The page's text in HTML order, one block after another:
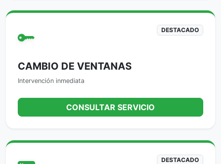
DESTACADO
CAMBIO DE VENTANAS
Intervención inmediata
CONSULTAR SERVICIO
DESTACADO